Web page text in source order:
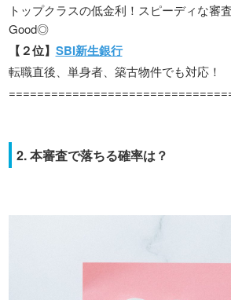
トップクラスの低金利！スピーディな審
Good◎
【２位】 SBI新生銀行
転職直後、単身者、築古物件でも対応！
2. 本審査で落ちる確率は？